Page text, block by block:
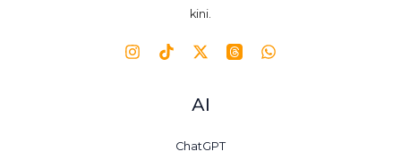
kini.
AI
ChatGPT